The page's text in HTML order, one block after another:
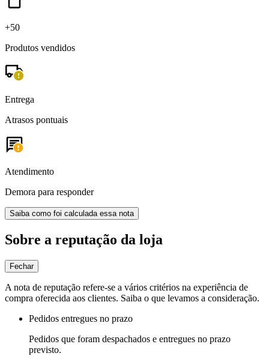
+50
Produtos vendidos
Entrega
Atrasos pontuais
Atendimento
Demora para responder
Saiba como foi calculada essa nota
Sobre a reputação da loja
Fechar
A nota de reputação refere-se a vários critérios na experiência de
compra oferecida aos clientes. Saiba o que levamos a consideração.
Pedidos entregues no prazo
Pedidos que foram despachados e entregues no prazo
previsto.